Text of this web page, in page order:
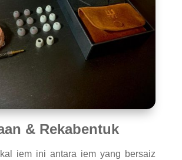
& Rekabentuk
iem ini antara iem yang bersaiz